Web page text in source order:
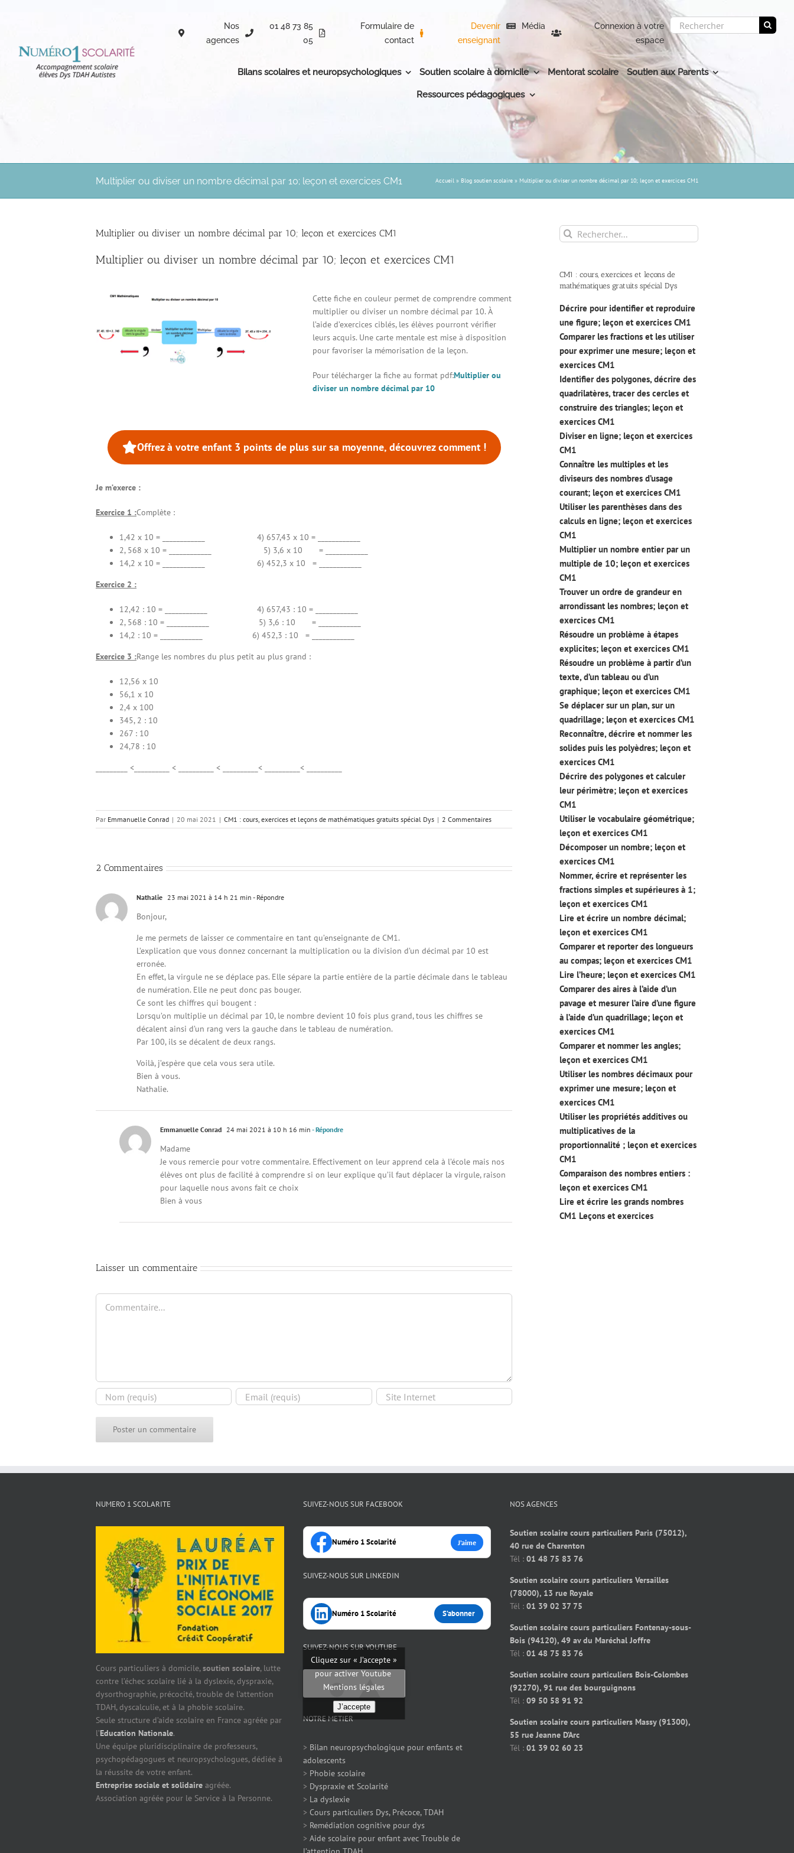
Nos
agences
01 48 73 85
05
Formulaire de
contact
Devenir
enseignant
Média
Connexion à votre
espace
Rechercher:
Bilans scolaires et neuropsychologiques Soutien scolaire à domicile Mentorat scolaire Soutien aux Parents
Ressources pédagogiques
Multiplier ou diviser un nombre décimal par 10; leçon et exercices CM1 Accueil » Blog soutien scolaire » Multiplier ou diviser un nombre décimal par 10; leçon et exercices CM1
Multiplier ou diviser un nombre décimal par 10; leçon et exercices CM1
Multiplier ou diviser un nombre décimal par 10; leçon et exercices CM1
Cette fiche en couleur permet de comprendre comment
multiplier ou diviser un nombre décimal par 10. À
l’aide d’exercices ciblés, les élèves pourront vérifier
leurs acquis. Une carte mentale est mise à disposition
pour favoriser la mémorisation de la leçon.
Pour télécharger la fiche au format pdf:Multiplier ou
diviser un nombre décimal par 10
Offrez à votre enfant 3 points de plus sur sa moyenne, découvrez comment !
Je m’exerce :
Exercice 1 :Complète :
1,42 x 10 = ____________ 4) 657,43 x 10 = ____________
2, 568 x 10 = ____________ 5) 3,6 x 10 = ____________
14,2 x 10 = ____________ 6) 452,3 x 10 = ____________
Exercice 2 :
12,42 : 10 = ____________ 4) 657,43 : 10 = ____________
2, 568 : 10 = ____________ 5) 3,6 : 10 = ____________
14,2 : 10 = ____________ 6) 452,3 : 10 = ____________
Exercice 3 :Range les nombres du plus petit au plus grand :
12,56 x 10
56,1 x 10
2,4 x 100
345, 2 : 10
267 : 10
24,78 : 10
_________ <__________ < __________ < __________< __________< __________
Par Emmanuelle Conrad | 20 mai 2021 | CM1 : cours, exercices et leçons de mathématiques gratuits spécial Dys | 2 Commentaires
2 Commentaires
Nathalie 23 mai 2021 à 14 h 21 min - Répondre
Bonjour,
Je me permets de laisser ce commentaire en tant qu’enseignante de CM1.
L’explication que vous donnez concernant la multiplication ou la division d’un décimal par 10 est
erronée.
En effet, la virgule ne se déplace pas. Elle sépare la partie entière de la partie décimale dans le tableau
de numération. Elle ne peut donc pas bouger.
Ce sont les chiffres qui bougent :
Lorsqu’on multiplie un décimal par 10, le nombre devient 10 fois plus grand, tous les chiffres se
décalent ainsi d’un rang vers la gauche dans le tableau de numération.
Par 100, ils se décalent de deux rangs.
Voilà, j’espère que cela vous sera utile.
Bien à vous.
Nathalie.
Emmanuelle Conrad 24 mai 2021 à 10 h 16 min - Répondre
Madame
Je vous remercie pour votre commentaire. Effectivement on leur apprend cela à l’école mais nos
élèves ont plus de facilité à comprendre si on leur explique qu’il faut déplacer la virgule, raison
pour laquelle nous avons fait ce choix
Bien à vous
Laisser un commentaire
Rechercher:
CM1 : cours, exercices et leçons de
mathématiques gratuits spécial Dys
Décrire pour identifier et reproduire
une figure; leçon et exercices CM1
Comparer les fractions et les utiliser
pour exprimer une mesure; leçon et
exercices CM1
Identifier des polygones, décrire des
quadrilatères, tracer des cercles et
construire des triangles; leçon et
exercices CM1
Diviser en ligne; leçon et exercices
CM1
Connaître les multiples et les
diviseurs des nombres d’usage
courant; leçon et exercices CM1
Utiliser les parenthèses dans des
calculs en ligne; leçon et exercices
CM1
Multiplier un nombre entier par un
multiple de 10; leçon et exercices
CM1
Trouver un ordre de grandeur en
arrondissant les nombres; leçon et
exercices CM1
Résoudre un problème à étapes
explicites; leçon et exercices CM1
Résoudre un problème à partir d’un
texte, d’un tableau ou d’un
graphique; leçon et exercices CM1
Se déplacer sur un plan, sur un
quadrillage; leçon et exercices CM1
Reconnaître, décrire et nommer les
solides puis les polyèdres; leçon et
exercices CM1
Décrire des polygones et calculer
leur périmètre; leçon et exercices
CM1
Utiliser le vocabulaire géométrique;
leçon et exercices CM1
Décomposer un nombre; leçon et
exercices CM1
Nommer, écrire et représenter les
fractions simples et supérieures à 1;
leçon et exercices CM1
Lire et écrire un nombre décimal;
leçon et exercices CM1
Comparer et reporter des longueurs
au compas; leçon et exercices CM1
Lire l’heure; leçon et exercices CM1
Comparer des aires à l’aide d’un
pavage et mesurer l’aire d’une figure
à l’aide d’un quadrillage; leçon et
exercices CM1
Comparer et nommer les angles;
leçon et exercices CM1
Utiliser les nombres décimaux pour
exprimer une mesure; leçon et
exercices CM1
Utiliser les propriétés additives ou
multiplicatives de la
proportionnalité ; leçon et exercices
CM1
Comparaison des nombres entiers :
leçon et exercices CM1
Lire et écrire les grands nombres
CM1 Leçons et exercices
NUMERO 1 SCOLARITE
Cours particuliers à domicile,soutien scolaire, lutte
contre l’échec scolaire lié à la dyslexie, dyspraxie,
dysorthographie, précocité, trouble de l’attention
TDAH, dyscalculie, et à la phobie scolaire.
Seule structure d’aide scolaire en France agréée par
l’Education Nationale.
Une équipe pluridisciplinaire de professeurs,
psychopédagogues et neuropsychologues, dédiée à
la réussite de votre enfant.
Entreprise sociale et solidaire agréée.
Association agréée pour le Service à la Personne.
SUIVEZ-NOUS SUR FACEBOOK
Numéro 1 Scolarité J’aime
SUIVEZ-NOUS SUR LINKEDIN
Numéro 1 Scolarité S’abonner
SUIVEZ-NOUS SUR YOUTUBE
Cliquez sur « J’accepte »
pour activer Youtube
Mentions légales
J’accepte
NOTRE METIER
> Bilan neuropsychologique pour enfants et
adolescents
> Phobie scolaire
> Dyspraxie et Scolarité
> La dyslexie
> Cours particuliers Dys, Précoce, TDAH
> Remédiation cognitive pour dys
> Aide scolaire pour enfant avec Trouble de
NOS AGENCES
Soutien scolaire cours particuliers Paris (75012),
40 rue de Charenton
Tél :01 48 75 83 76
Soutien scolaire cours particuliers Versailles
(78000), 13 rue Royale
Tél :01 39 02 37 75
Soutien scolaire cours particuliers Fontenay-sous-
Bois (94120), 49 av du Maréchal Joffre
Tél :01 48 75 83 76
Soutien scolaire cours particuliers Bois-Colombes
(92270), 91 rue des bourguignons
Tél :09 50 58 91 92
Soutien scolaire cours particuliers Massy (91300),
55 rue Jeanne D’Arc
Tél :01 39 02 60 23